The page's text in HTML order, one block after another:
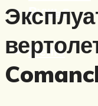
Ружья
Меню